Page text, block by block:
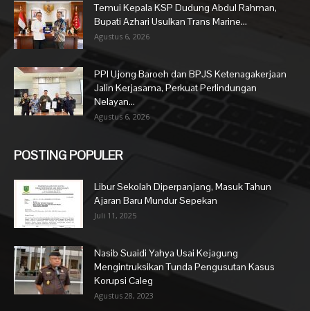
Temui Kepala KSP Dudung Abdul Rahman,
Bupati Azhari Usulkan Trans Marine...
Agustus 6, 2026
PPI Ujong Baroeh dan BPJS Ketenagakerjaan
Jalin Kerjasama, Perkuat Perlindungan
Nelayan...
Agustus 6, 2026
POSTING POPULER
Libur Sekolah Diperpanjang, Masuk Tahun
Ajaran Baru Mundur Sepekan
Juli 11, 2025
Nasib Suaidi Yahya Usai Kejagung
Mengintruksikan Tunda Pengusutan Kasus
Korupsi Caleg
Agustus 28, 2023